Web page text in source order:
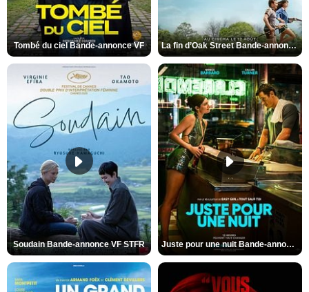
Tombé du ciel Bande-annonce VF La fin d’Oak Street Bande-annonce VO STFR
Soudain Bande-annonce VF STFR Juste pour une nuit Bande-annonce VO STFR